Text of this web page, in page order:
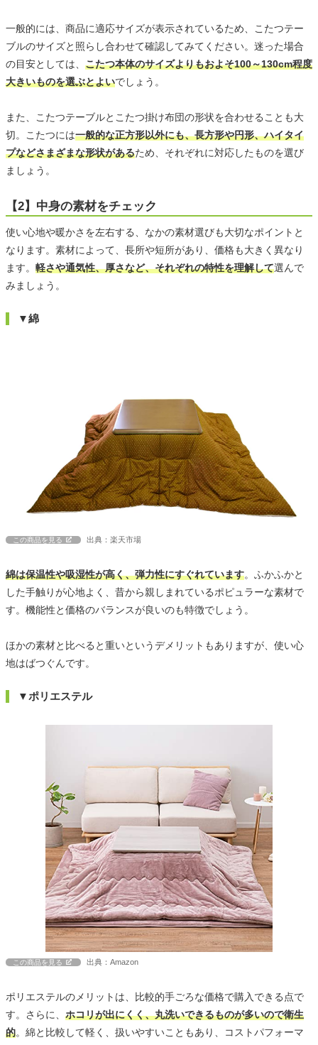
一般的には、商品に適応サイズが表示されているため、こたつテー
ブルのサイズと照らし合わせて確認してみてください。迷った場合
の目安としては、 こたつ本体のサイズよりもおよそ100～130cm程度
大きいものを選ぶとよいでしょう。
また、こたつテーブルとこたつ掛け布団の形状を合わせることも大
切。こたつには一般的な正方形以外にも、長方形や円形、ハイタイ
プなどさまざまな形状があるため、それぞれに対応したものを選び
ましょう。
【2】中身の素材をチェック
使い心地や暖かさを左右する、なかの素材選びも大切なポイントと
なります。素材によって、長所や短所があり、価格も大きく異なり
ます。 軽さや通気性、厚さなど、それぞれの特性を理解して選んで
みましょう。
▼綿
この商品を見る 出典：楽天市場
綿は保温性や吸湿性が高く、弾力性にすぐれています。ふかふかと
した手触りが心地よく、昔から親しまれているポピュラーな素材で
す。機能性と価格のバランスが良いのも特徴でしょう。
ほかの素材と比べると重いというデメリットもありますが、使い心
地はばつぐんです。
▼ポリエステル
この商品を見る 出典：Amazon
ポリエステルのメリットは、比較的手ごろな価格で購入できる点で
す。さらに、 ホコリが出にくく、丸洗いできるものが多いので衛生
的。綿と比較して軽く、扱いやすいこともあり、コストパフォーマ